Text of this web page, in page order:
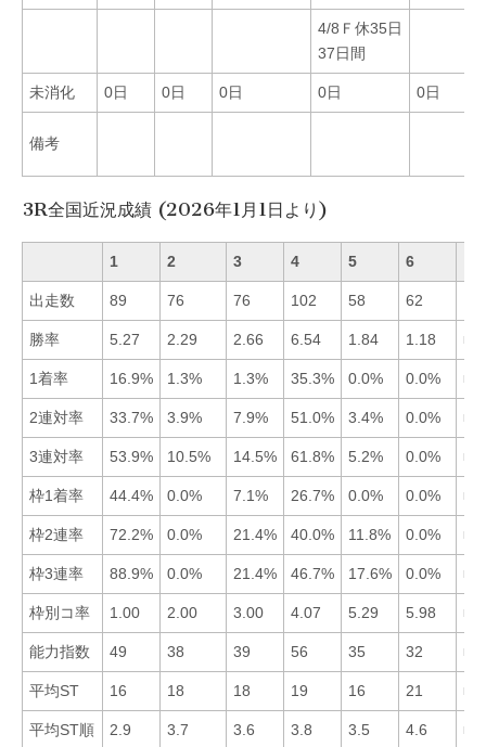
4/8Ｆ休35日
37日間
未消化 0日 0日 0日 0日 0日
備考
3R全国近況成績 (2026年1月1日より)
1 2 3 4 5 6
出走数 89 76 76 102 58 62
勝率 5.27 2.29 2.66 6.54 1.84 1.18
1着率 16.9% 1.3% 1.3% 35.3% 0.0% 0.0%
2連対率 33.7% 3.9% 7.9% 51.0% 3.4% 0.0%
3連対率 53.9% 10.5% 14.5% 61.8% 5.2% 0.0%
枠1着率 44.4% 0.0% 7.1% 26.7% 0.0% 0.0%
枠2連率 72.2% 0.0% 21.4% 40.0% 11.8% 0.0%
枠3連率 88.9% 0.0% 21.4% 46.7% 17.6% 0.0%
枠別コ率 1.00 2.00 3.00 4.07 5.29 5.98
能力指数 49 38 39 56 35 32
平均ST 16 18 18 19 16 21
平均ST順 2.9 3.7 3.6 3.8 3.5 4.6